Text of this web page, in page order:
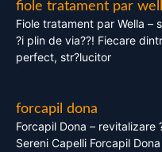
fiole tratament par
Fiole tratament par Wella –
?i plin de via??! Fiecare
perfect, str?lucitor
forcapil dona
Forcapil Dona – revitalizare
Sereni Capelli Forcapil